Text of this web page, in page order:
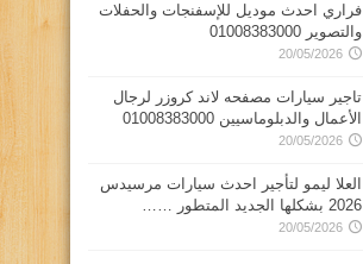
فراري احدث موديل للإسفنجات والحفلات
والتصوير 01008383000
20/05/2026
تاجير سيارات مصفحه لاند كروزر لرجال
الأعمال والدبلوماسيين 01008383000
20/05/2026
العلا ليمو لتأجير احدث سيارات مرسيدس
2026 بشكلها الجديد المتطور ……
20/05/2026